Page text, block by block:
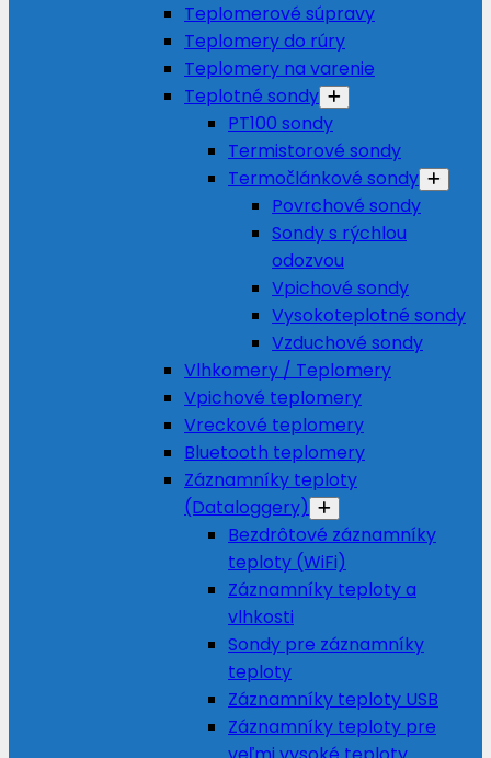
Teplomerové súpravy
Teplomery do rúry
Teplomery na varenie
Teplotné sondy
PT100 sondy
Termistorové sondy
Termočlánkové sondy
Povrchové sondy
Sondy s rýchlou
odozvou
Vpichové sondy
Vysokoteplotné sondy
Vzduchové sondy
Vlhkomery / Teplomery
Vpichové teplomery
Vreckové teplomery
Bluetooth teplomery
Záznamníky teploty
(Dataloggery)
Bezdrôtové záznamníky
teploty (WiFi)
Záznamníky teploty a
vlhkosti
Sondy pre záznamníky
teploty
Záznamníky teploty USB
Záznamníky teploty pre